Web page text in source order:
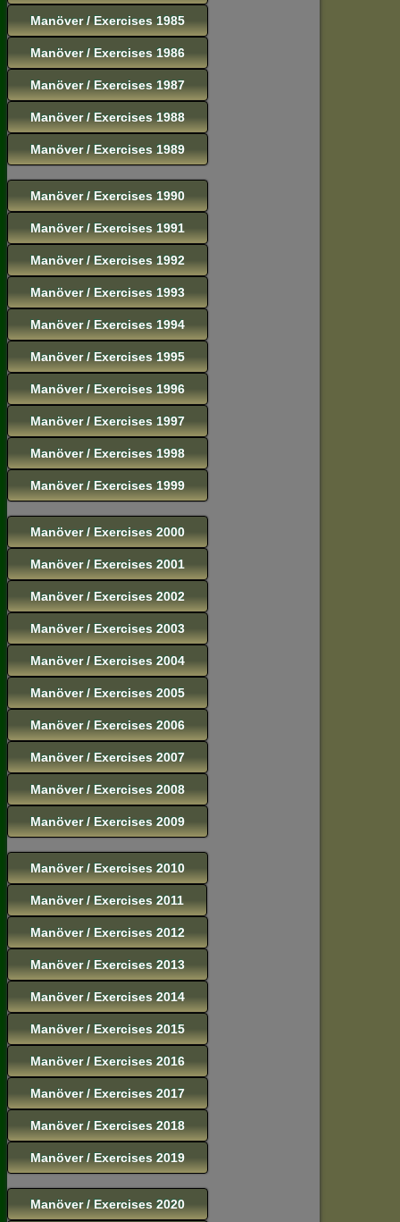
Manöver / Exercises 1985
Manöver / Exercises 1986
Manöver / Exercises 1987
Manöver / Exercises 1988
Manöver / Exercises 1989
Manöver / Exercises 1990
Manöver / Exercises 1991
Manöver / Exercises 1992
Manöver / Exercises 1993
Manöver / Exercises 1994
Manöver / Exercises 1995
Manöver / Exercises 1996
Manöver / Exercises 1997
Manöver / Exercises 1998
Manöver / Exercises 1999
Manöver / Exercises 2000
Manöver / Exercises 2001
Manöver / Exercises 2002
Manöver / Exercises 2003
Manöver / Exercises 2004
Manöver / Exercises 2005
Manöver / Exercises 2006
Manöver / Exercises 2007
Manöver / Exercises 2008
Manöver / Exercises 2009
Manöver / Exercises 2010
Manöver / Exercises 2011
Manöver / Exercises 2012
Manöver / Exercises 2013
Manöver / Exercises 2014
Manöver / Exercises 2015
Manöver / Exercises 2016
Manöver / Exercises 2017
Manöver / Exercises 2018
Manöver / Exercises 2019
Manöver / Exercises 2020